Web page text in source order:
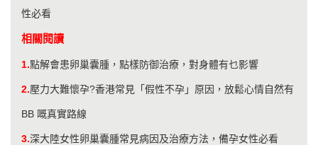
性必看
相關閱讀
1.點解會患卵巢囊腫，點樣防御治療，對身體有乜影響
2.壓力大難懷孕?香港常見「假性不孕」原因，放鬆心情自然有
BB 嘅真實路線
3.深大陸女性卵巢囊腫常見病因及治療方法，備孕女性必看